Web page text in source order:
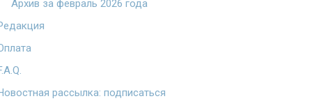
Архив за февраль 2026 года
рассылка: подписаться